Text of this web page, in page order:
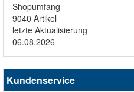
Shopumfang
9040 Artikel
letzte Aktualisierung
06.08.2026
Kundenservice